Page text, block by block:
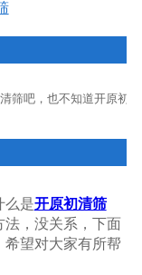
筛吧，也不知道开原初
么是开原初清筛
法，没关系，下面
希望对大家有所帮